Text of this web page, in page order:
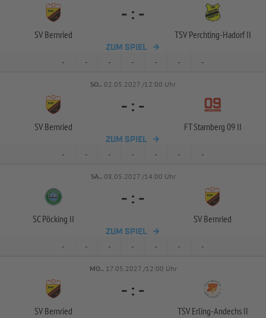
SV Bernried
- : -
TSV Perchting-Hadorf II
ZUM SPIEL
- - - - - - -
SO.. 02.05.2027 /12:00 Uhr
SV Bernried
- : -
FT Starnberg 09 II
ZUM SPIEL
- - - - - - -
SA.. 08.05.2027 /14:00 Uhr
SC Pöcking II
- : -
SV Bernried
ZUM SPIEL
- - - - - - -
MO.. 17.05.2027 /12:00 Uhr
SV Bernried
- : -
TSV Erling-Andechs II